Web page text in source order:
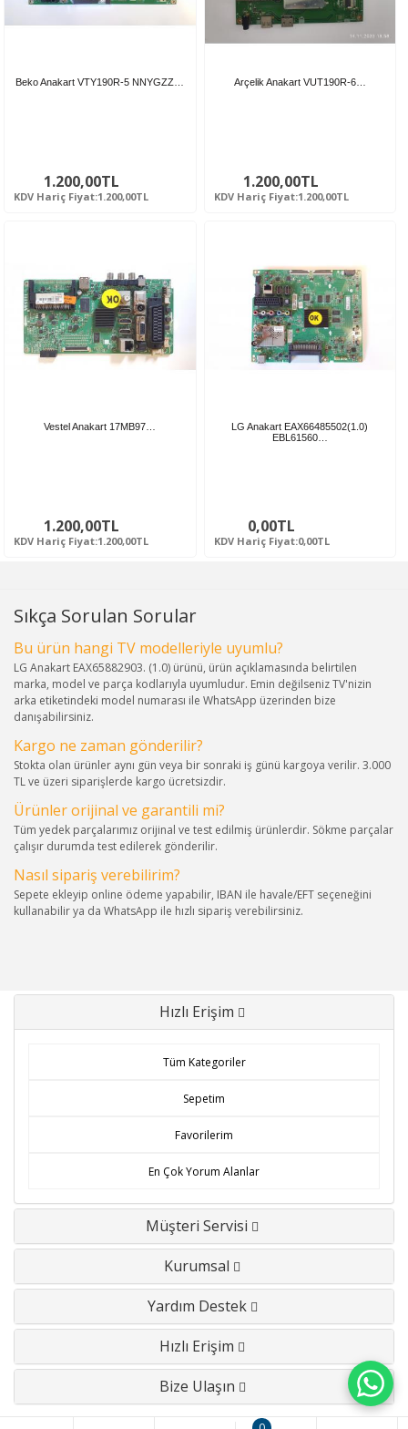
Beko Anakart VTY190R-5 NNYGZZ…
1.200,00TL
KDV Hariç Fiyat:1.200,00TL
Arçelik Anakart VUT190R-6…
1.200,00TL
KDV Hariç Fiyat:1.200,00TL
Vestel Anakart 17MB97…
1.200,00TL
KDV Hariç Fiyat:1.200,00TL
LG Anakart EAX66485502(1.0)
EBL61560…
0,00TL
KDV Hariç Fiyat:0,00TL
Sıkça Sorulan Sorular
Bu ürün hangi TV modelleriyle uyumlu?
LG Anakart EAX65882903. (1.0) ürünü, ürün açıklamasında belirtilen
marka, model ve parça kodlarıyla uyumludur. Emin değilseniz TV'nizin
arka etiketindeki model numarası ile WhatsApp üzerinden bize
danışabilirsiniz.
Kargo ne zaman gönderilir?
Stokta olan ürünler aynı gün veya bir sonraki iş günü kargoya verilir. 3.000
TL ve üzeri siparişlerde kargo ücretsizdir.
Ürünler orijinal ve garantili mi?
Tüm yedek parçalarımız orijinal ve test edilmiş ürünlerdir. Sökme parçalar
çalışır durumda test edilerek gönderilir.
Nasıl sipariş verebilirim?
Sepete ekleyip online ödeme yapabilir, IBAN ile havale/EFT seçeneğini
kullanabilir ya da WhatsApp ile hızlı sipariş verebilirsiniz.
Hızlı Erişim
Tüm Kategoriler
Sepetim
Favorilerim
En Çok Yorum Alanlar
Müşteri Servisi
Kurumsal
Yardım Destek
Hızlı Erişim
Bize Ulaşın